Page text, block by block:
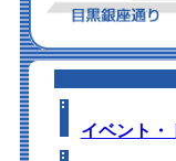
イベント・